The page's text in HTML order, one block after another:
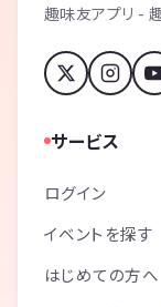
趣味友アプリ -
サービス
ログイン
イベントを探す
はじめての方へ